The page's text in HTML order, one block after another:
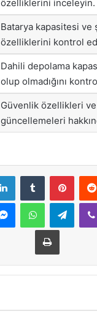
özelliklerini inceleyin.
Batarya kapasitesi ve
özelliklerini kontrol
Dahili depolama
olup olmadığını
Güvenlik özellikleri ve
güncellemeleri
LinkedInTumblr
MessengerWhatsApp
Yazdır